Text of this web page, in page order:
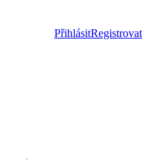
PřihlásitRegistrovat